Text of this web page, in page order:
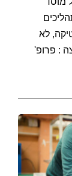
לא
: פרופ'